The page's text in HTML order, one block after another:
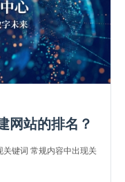
网站的排名？
关键词 常规内容中出现关